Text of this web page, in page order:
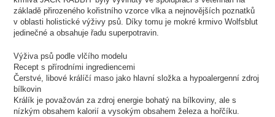
základě přirozeného kořistního vzorce vlka a nejnovějších poznatků
v oblasti holistické výživy psů. Díky tomu je mokré krmivo Wolfsblut
jedinečné a obsahuje řadu superpotravin.
Výživa psů podle vlčího modelu
Recept s přírodními ingrediencemi
Čerstvé, libové králíčí maso jako hlavní složka a hypoalergenní zdroj
bílkovin
Králík je považován za zdroj energie bohatý na bílkoviny, ale s
nízkým obsahem kalorií a vysokým obsahem železa a hořčíku.